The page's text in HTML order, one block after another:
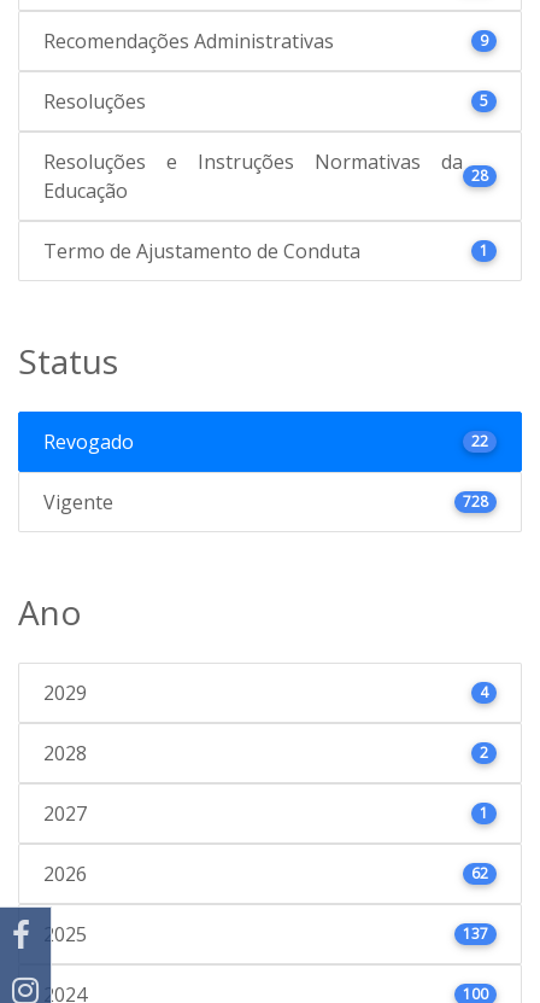
Recomendações Administrativas 9
Resoluções 5
Resoluções e Instruções Normativas da
Educação
28
Termo de Ajustamento de Conduta 1
Status
Revogado 22
Vigente 728
Ano
2029 4
2028 2
2027 1
2026 62
2025 137
2024 100